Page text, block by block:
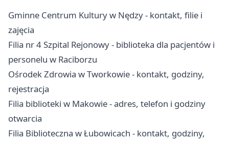
Gminne Centrum Kultury w Nędzy - kontakt, filie i
zajęcia
Filia nr 4 Szpital Rejonowy - biblioteka dla pacjentów i
personelu w Raciborzu
Ośrodek Zdrowia w Tworkowie - kontakt, godziny,
rejestracja
Filia biblioteki w Makowie - adres, telefon i godziny
otwarcia
Filia Biblioteczna w Łubowicach - kontakt, godziny,